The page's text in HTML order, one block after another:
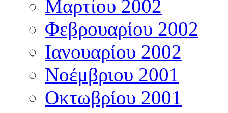
Μαρτίου 2002
Φεβρουαρίου 2002
Ιανουαρίου 2002
Νοέμβριου 2001
Οκτωβρίου 2001